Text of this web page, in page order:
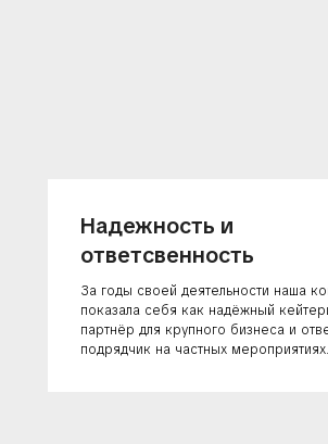
Надежность и
ответсвенность
За годы своей деятельности наша
показала себя как надёжный
партнёр для крупного бизнеса и
подрядчик на частных мероприятиях.